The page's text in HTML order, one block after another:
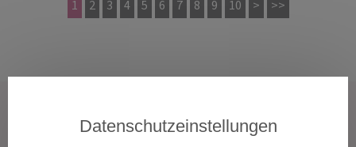
1 2 3 4 5 6 7 8 9 10 > >>
Tarot & Kartenlegen
Datenschutzeinstellungen